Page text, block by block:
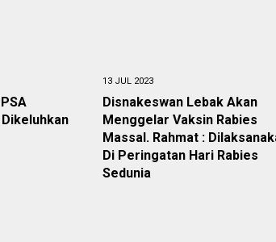
13 JUL 2023
Disnakeswan Lebak Akan
Menggelar Vaksin Rabies
Massal. Rahmat :
Di Peringatan Hari Rabies
Sedunia